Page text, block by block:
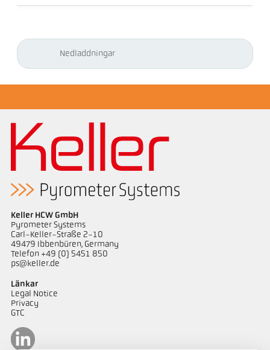
Nedladdningar
Keller HCW GmbH
Pyrometer Systems
Carl-Keller-Straße 2-10
49479 Ibbenbüren, Germany
Telefon +49 (0) 5451 850
ps@keller.de
Länkar
Legal Notice
Privacy
GTC